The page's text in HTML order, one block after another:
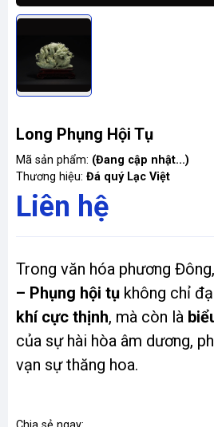
Long Phụng Hội Tụ
Mã sản phẩm: (Đang cập nhật...)
Thương hiệu: Đá quý Lạc Việt
Liên hệ
Trong văn hóa phương
– Phụng hội tụ không chỉ
khí cực thịnh, mà còn là
của sự hài hòa âm dương,
vạn sự thăng hoa.